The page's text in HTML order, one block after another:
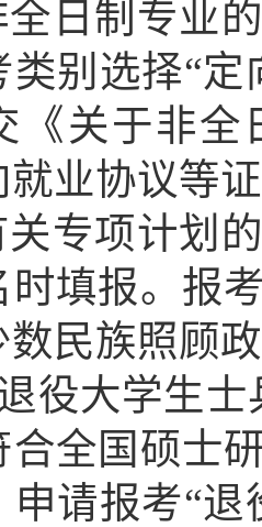
全日制专业
类别选择“
《关于非全
就业协议等
关专项计划
时填报。报
民族照顾
役大学生
合全国硕士
申请报考“